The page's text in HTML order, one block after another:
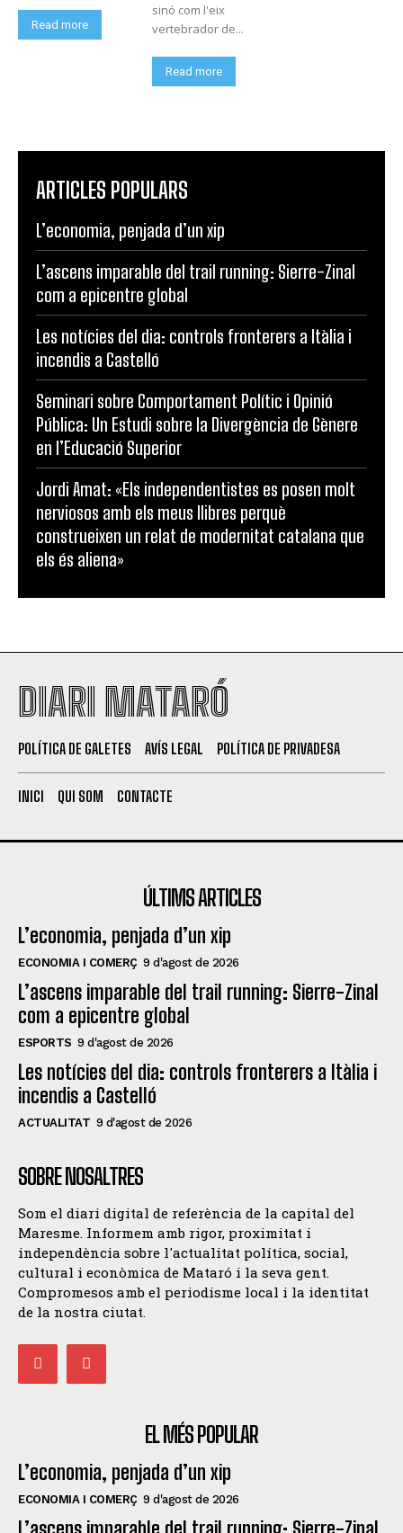
Read more
sinó com l'eix
vertebrador de...
Read more
ARTICLES POPULARS
L’economia, penjada d’un xip
L’ascens imparable del trail running: Sierre-Zinal
com a epicentre global
Les notícies del dia: controls fronterers a Itàlia i
incendis a Castelló
Seminari sobre Comportament Polític i Opinió
Pública: Un Estudi sobre la Divergència de Gènere
en l’Educació Superior
Jordi Amat: «Els independentistes es posen molt
nerviosos amb els meus llibres perquè
construeixen un relat de modernitat catalana que
els és aliena»
DIARI MATARÓ
POLÍTICA DE GALETES AVÍS LEGAL POLÍTICA DE PRIVADESA
INICI QUI SOM CONTACTE
ÚLTIMS ARTICLES
L’economia, penjada d’un xip
ECONOMIA I COMERÇ 9 d'agost de 2026
L’ascens imparable del trail running: Sierre-Zinal
com a epicentre global
ESPORTS 9 d'agost de 2026
Les notícies del dia: controls fronterers a Itàlia i
incendis a Castelló
ACTUALITAT 9 d'agost de 2026
SOBRE NOSALTRES
Som el diari digital de referència de la capital del
Maresme. Informem amb rigor, proximitat i
independència sobre l'actualitat política, social,
cultural i econòmica de Mataró i la seva gent.
Compromesos amb el periodisme local i la identitat
de la nostra ciutat.
EL MÉS POPULAR
L’economia, penjada d’un xip
ECONOMIA I COMERÇ 9 d'agost de 2026